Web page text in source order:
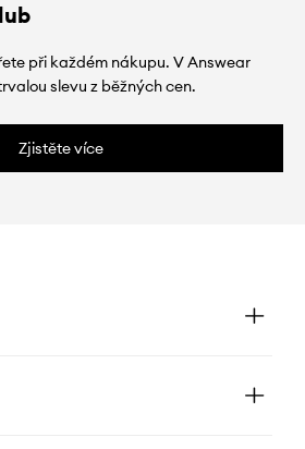
při každém nákupu. V Answear
slevu z běžných cen.
Zjistěte více